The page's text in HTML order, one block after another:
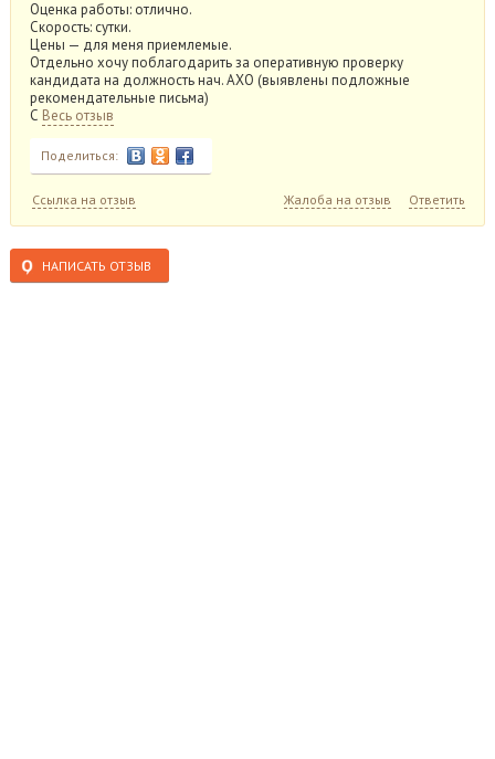
Оценка работы: отлично.
Скорость: сутки.
Цены — для меня приемлемые.
Отдельно хочу поблагодарить за оперативную проверку
кандидата на должность нач. АХО (выявлены подложные
рекомендательные письма)
С Весь отзыв
Поделиться:
Ссылка на отзыв Жалоба на отзыв Ответить
НАПИСАТЬ ОТЗЫВ